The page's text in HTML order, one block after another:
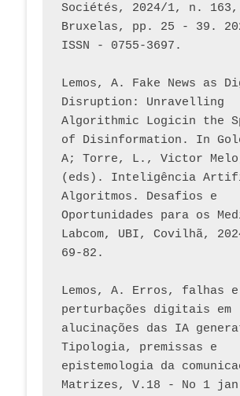
Sociétés, 2024/1, n. 163,
Bruxelas, pp. 25 - 39.
ISSN - 0755-3697.
Lemos, A. Fake News as
Disruption: Unravelling
Algorithmic Logicin the
of Disinformation. In
A; Torre, L., Victor
(eds). Inteligência
Algoritmos. Desafios e
Oportunidades para os
Labcom, UBI, Covilhã,
69-82.
Lemos, A. Erros, falhas e
perturbações digitais em
alucinações das IA
Tipologia, premissas e
epistemologia da
Matrizes, V.18 - No 1